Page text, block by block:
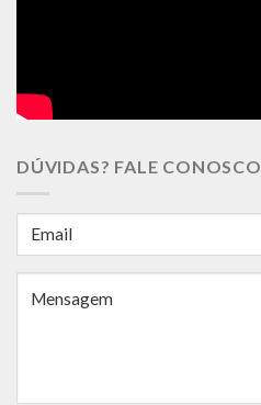
DÚVIDAS? FALE CONOSCO